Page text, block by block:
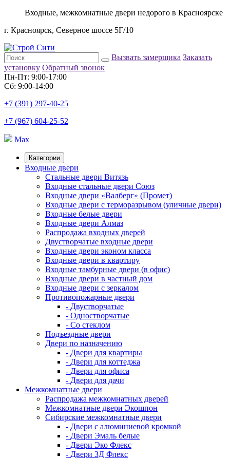
Входные, межкомнатные двери недорого в Красноярске
г. Красноярск, Северное шоссе 5Г/10
Вызвать замерщика Заказать
установку Обратный звонок
Пн-Пт: 9:00-17:00
Сб: 9:00-14:00
+7 (391) 297-40-25
+7 (967) 604-25-52
Max
Категории
Входные двери
Стальные двери Витязь
Входные стальные двери Союз
Входные двери «Валберг» (Промет)
Входные двери с терморазрывом (уличные двери)
Входные белые двери
Входные двери Алмаз
Распродажа входных дверей
Двустворчатые входные двери
Входные двери эконом класса
Входные двери в квартиру
Входные тамбурные двери (в офис)
Входные двери в частный дом
Входные двери с зеркалом
Противопожарные двери
- Двустворчатые
- Одностворчатые
- Со стеклом
Подъездные двери
Двери по назначению
- Двери для квартиры
- Двери для коттеджа
- Двери для офиса
- Двери для дачи
Межкомнатные двери
Распродажа межкомнатных дверей
Межкомнатные двери Экошпон
Сибирские межкомнатные двери
- Двери с алюминиевой кромкой
- Двери Эмаль белые
- Двери Эко Флекс
- Двери 3Д Флекс